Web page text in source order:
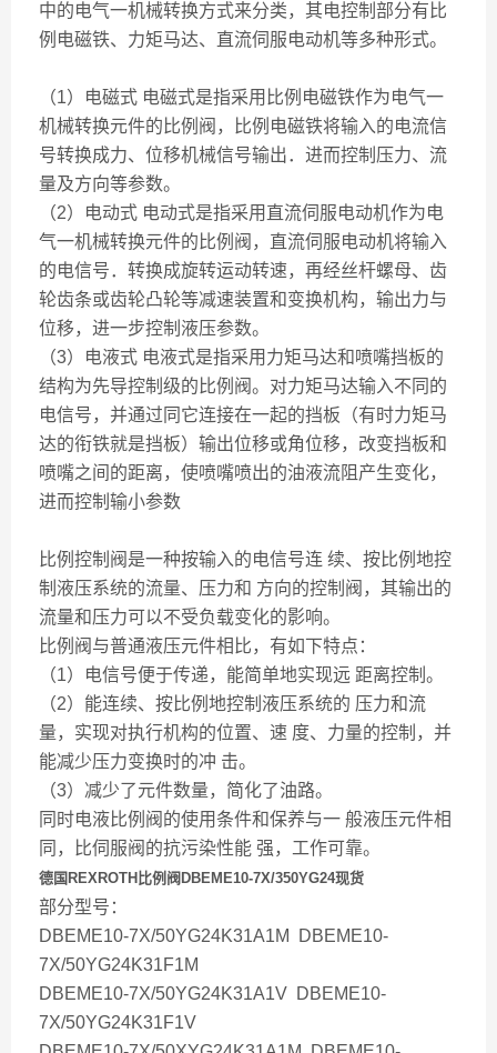
中的电气一机械转换方式来分类，其电控制部分有比
例电磁铁、力矩马达、直流伺服电动机等多种形式。
（1）电磁式 电磁式是指采用比例电磁铁作为电气一
机械转换元件的比例阀，比例电磁铁将输入的电流信
号转换成力、位移机械信号输出．进而控制压力、流
量及方向等参数。
（2）电动式 电动式是指采用直流伺服电动机作为电
气一机械转换元件的比例阀，直流伺服电动机将输入
的电信号．转换成旋转运动转速，再经丝杆螺母、齿
轮齿条或齿轮凸轮等减速装置和变换机构，输出力与
位移，进一步控制液压参数。
（3）电液式 电液式是指采用力矩马达和喷嘴挡板的
结构为先导控制级的比例阀。对力矩马达输入不同的
电信号，并通过同它连接在一起的挡板（有时力矩马
达的衔铁就是挡板）输出位移或角位移，改变挡板和
喷嘴之间的距离，使喷嘴喷出的油液流阻产生变化，
进而控制输小参数
比例控制阀是一种按输入的电信号连 续、按比例地控
制液压系统的流量、压力和 方向的控制阀，其输出的
流量和压力可以不受负载变化的影响。
比例阀与普通液压元件相比，有如下特点：
（1）电信号便于传递，能简单地实现远 距离控制。
（2）能连续、按比例地控制液压系统的 压力和流
量，实现对执行机构的位置、速 度、力量的控制，并
能减少压力变换时的冲 击。
（3）减少了元件数量，简化了油路。
同时电液比例阀的使用条件和保养与一 般液压元件相
同，比伺服阀的抗污染性能 强，工作可靠。
德国REXROTH比例阀DBEME10-7X/350YG24现货
部分型号：
DBEME10-7X/50YG24K31A1M DBEME10-
7X/50YG24K31F1M
DBEME10-7X/50YG24K31A1V DBEME10-
7X/50YG24K31F1V